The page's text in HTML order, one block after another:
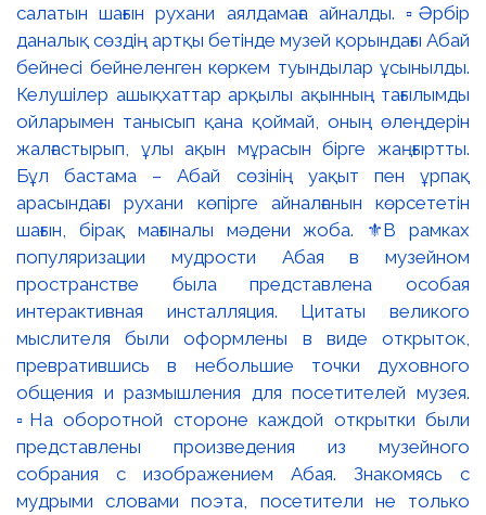
салатын шағын рухани аялдамаға айналды. ▫️Әрбір
даналық сөздің артқы бетінде музей қорындағы Абай
бейнесі бейнеленген көркем туындылар ұсынылды.
Келушілер ашықхаттар арқылы ақынның тағылымды
ойларымен танысып қана қоймай, оның өлеңдерін
жалғастырып, ұлы ақын мұрасын бірге жаңғыртты.
Бұл бастама – Абай сөзінің уақыт пен ұрпақ
арасындағы рухани көпірге айналғанын көрсететін
шағын, бірақ мағыналы мәдени жоба. ⚜️В рамках
популяризации мудрости Абая в музейном
пространстве была представлена особая
интерактивная инсталляция. Цитаты великого
мыслителя были оформлены в виде открыток,
превратившись в небольшие точки духовного
общения и размышления для посетителей музея.
▫️На оборотной стороне каждой открытки были
представлены произведения из музейного
собрания с изображением Абая. Знакомясь с
мудрыми словами поэта, посетители не только